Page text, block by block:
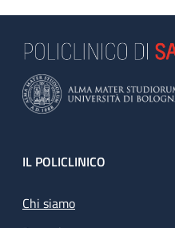
Footer
IL POLICLINICO
Chi siamo